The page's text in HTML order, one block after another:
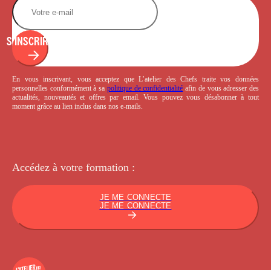
S'INSCRIRE
En vous inscrivant, vous acceptez que L’atelier des Chefs traite vos données
personnelles conformément à sa politique de confidentialité afin de vous adresser des
actualités, nouveautés et offres par email. Vous pouvez vous désabonner à tout
moment grâce au lien inclus dans nos e-mails.
Accédez à votre formation :
JE ME CONNECTE
JE ME CONNECTE